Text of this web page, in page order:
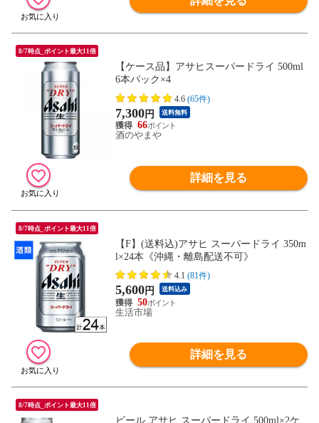
8/7時点_ポイント最大11倍
【ケース品】アサヒスーパードライ 500ml
6本パック×4
4.6 (65件)
7,300円 送料無料
66
酒のやまや
詳細を見る
8/7時点_ポイント最大11倍
【F】(送料込)アサヒ スーパードライ 350m
l×24本《沖縄・離島配送不可》
4.1 (81件)
5,600円 送料込み
50
生活市場
詳細を見る
8/7時点_ポイント最大11倍
ビール アサヒ スーパードライ 500ml×2ケ